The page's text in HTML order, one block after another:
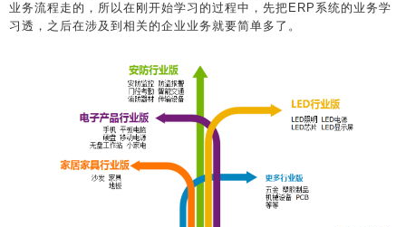
业务流程走的，所以在刚开始学习的过程中，先把ERP系统的业务学
习透，之后在涉及到相关的企业业务就要简单多了。